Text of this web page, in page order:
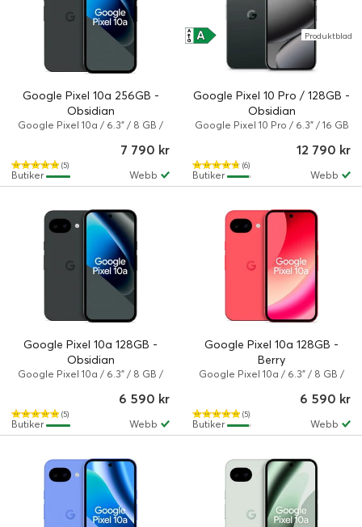
Google Pixel 10a 256GB -
Obsidian
Google Pixel 10a / 6.3" / 8 GB /
(5)
7 790 kr
Webb
Butiker
Google Pixel 10 Pro / 128GB -
Obsidian
Google Pixel 10 Pro / 6.3" / 16 GB
A
A
↑
G Produktblad
(6)
12 790 kr
Webb
Butiker
Google Pixel 10a 128GB -
Obsidian
Google Pixel 10a / 6.3" / 8 GB /
(5)
6 590 kr
Webb
Butiker
Google Pixel 10a 128GB -
Berry
Google Pixel 10a / 6.3" / 8 GB /
(5)
6 590 kr
Webb
Butiker